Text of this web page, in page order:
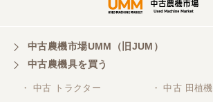
中古農機市場UMM（旧JUM）
中古農機具を買う
・ 中古 トラクター ・ 中古 田植機